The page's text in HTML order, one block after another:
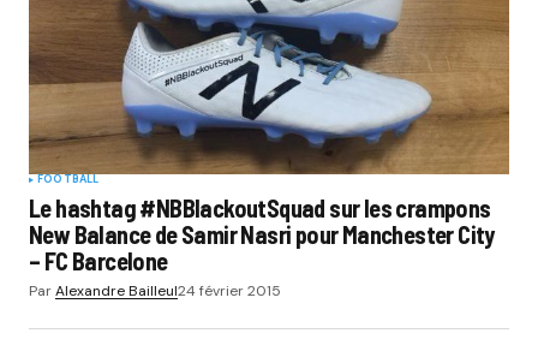
FOOTBALL
Le hashtag #NBBlackoutSquad sur les crampons
New Balance de Samir Nasri pour Manchester City
– FC Barcelone
ParAlexandre Bailleul24 février 2015